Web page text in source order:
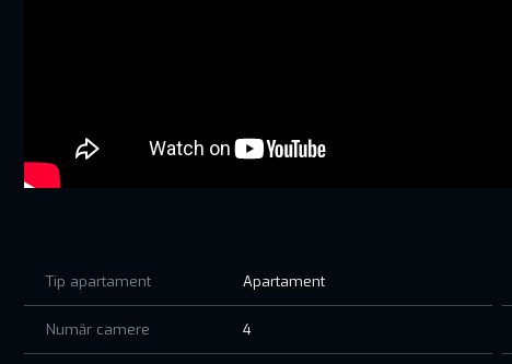
Tip apartament Apartament
Număr camere 4